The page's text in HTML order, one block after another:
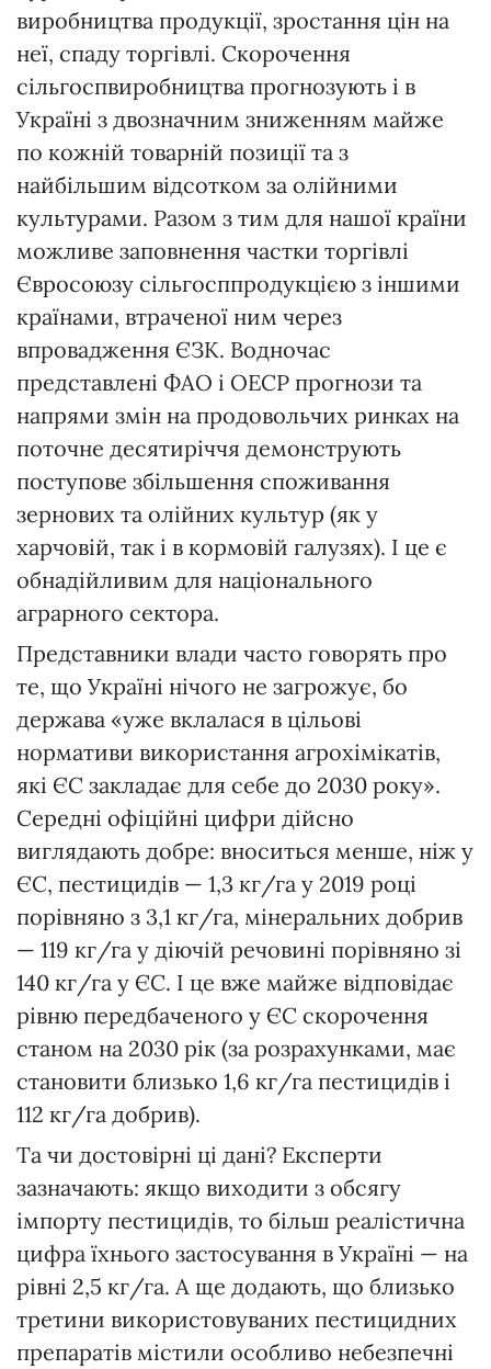
виробництва продукції, зростання цін на
неї, спаду торгівлі. Скорочення
сільгоспвиробництва прогнозують і в
Україні з двозначним зниженням майже
по кожній товарній позиції та з
найбільшим відсотком за олійними
культурами. Разом з тим для нашої країни
можливе заповнення частки торгівлі
Євросоюзу сільгосппродукцією з іншими
країнами, втраченої ним через
впровадження ЄЗК. Водночас
представлені ФАО і ОЕСР прогнози та
напрями змін на продовольчих ринках на
поточне десятиріччя демонструють
поступове збільшення споживання
зернових та олійних культур (як у
харчовій, так і в кормовій галузях). І це є
обнадійливим для національного
аграрного сектора.
Представники влади часто говорять про
те, що Україні нічого не загрожує, бо
держава «уже вклалася в цільові
нормативи використання агрохімікатів,
які ЄС закладає для себе до 2030 року».
Середні офіційні цифри дійсно
виглядають добре: вноситься менше, ніж у
ЄС, пестицидів — 1,3 кг/га у 2019 році
порівняно з 3,1 кг/га, мінеральних добрив
— 119 кг/га у діючій речовині порівняно зі
140 кг/га у ЄС. І це вже майже відповідає
рівню передбаченого у ЄС скорочення
станом на 2030 рік (за розрахунками, має
становити близько 1,6 кг/га пестицидів і
112 кг/га добрив).
Та чи достовірні ці дані? Експерти
зазначають: якщо виходити з обсягу
імпорту пестицидів, то більш реалістична
цифра їхнього застосування в Україні — на
рівні 2,5 кг/га. А ще додають, що близько
третини використовуваних пестицидних
препаратів містили особливо небезпечні